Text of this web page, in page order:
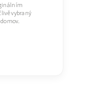
vybraný